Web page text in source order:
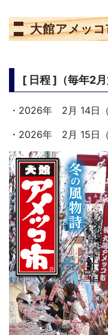
大館アメッ
[ 日程 ]（毎年2月
・2026年 2月 14
・2026年 2月 15